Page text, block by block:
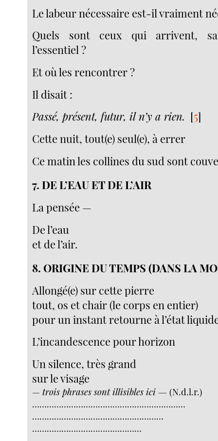
Le labeur nécessaire est-il vraiment
Quels sont ceux qui arrivent,
l’essentiel ?
Et où les rencontrer ?
Il disait :
Passé, présent, futur, il n’y a rien. [5]
Cette nuit, tout(e) seul(e), à errer
Ce matin les collines du sud sont
7. DE L’EAU ET DE L’AIR
La pensée —
De l’eau
et de l’air.
8. ORIGINE DU TEMPS (DANS LA
Allongé(e) sur cette pierre
tout, os et chair (le corps en entier)
pour un instant retourne à l’état
L’incandescence pour horizon
Un silence, très grand
sur le visage
— trois phrases sont illisibles ici — (N.d.l.r.)
………………………………………………………
………………………………………………
………………………………………